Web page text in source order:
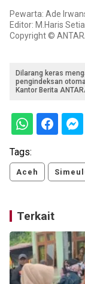
Pewarta: Ade
Editor: M.Haris
Copyright ©
Dilarang keras
pengindeksan
Kantor Berita
Tags:
Aceh
Terkait